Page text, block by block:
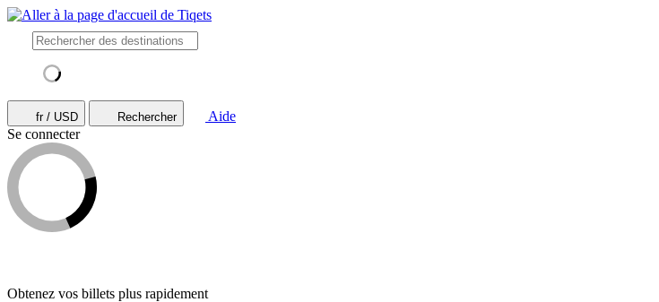
fr / USD Rechercher
Aide
Se connecter
Obtenez vos billets plus rapidement